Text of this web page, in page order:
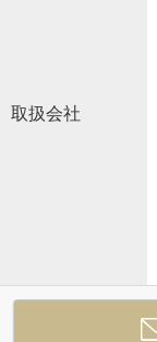
取扱会社